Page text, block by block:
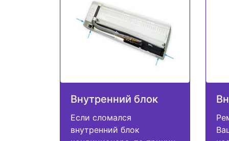
Внутренний блок
Если сломался
внутренний блок